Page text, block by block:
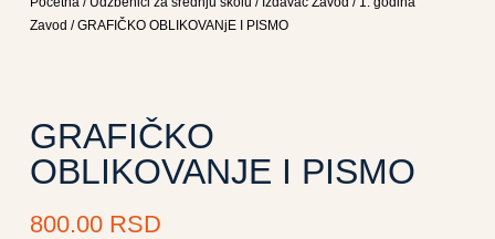
Zavod / GRAFIČKO OBLIKOVANjE I PISMO
GRAFIČKO
OBLIKOVANJE I PISMO
800.00 RSD